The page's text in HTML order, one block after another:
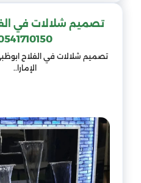
تصميم شلالات في
تصميم شلالات في الفلاح
الإمارا..